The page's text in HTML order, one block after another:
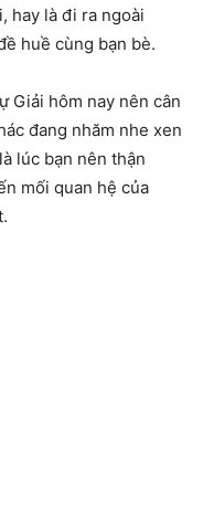
hay là đi ra ngoài
huề cùng bạn bè.
Giải hôm nay nên cân
đang nhăm nhe xen
lúc bạn nên thận
mối quan hệ của